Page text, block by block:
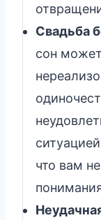
Свадьба
сон
что вам